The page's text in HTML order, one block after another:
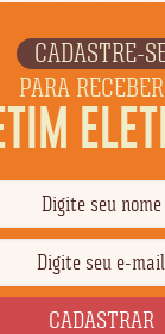
CADASTRE-
PARA